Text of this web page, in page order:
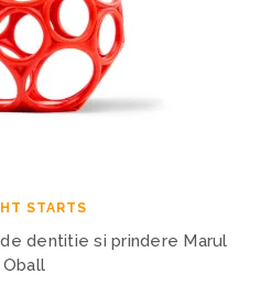
STARTS
dentitie si prindere Marul
Oball